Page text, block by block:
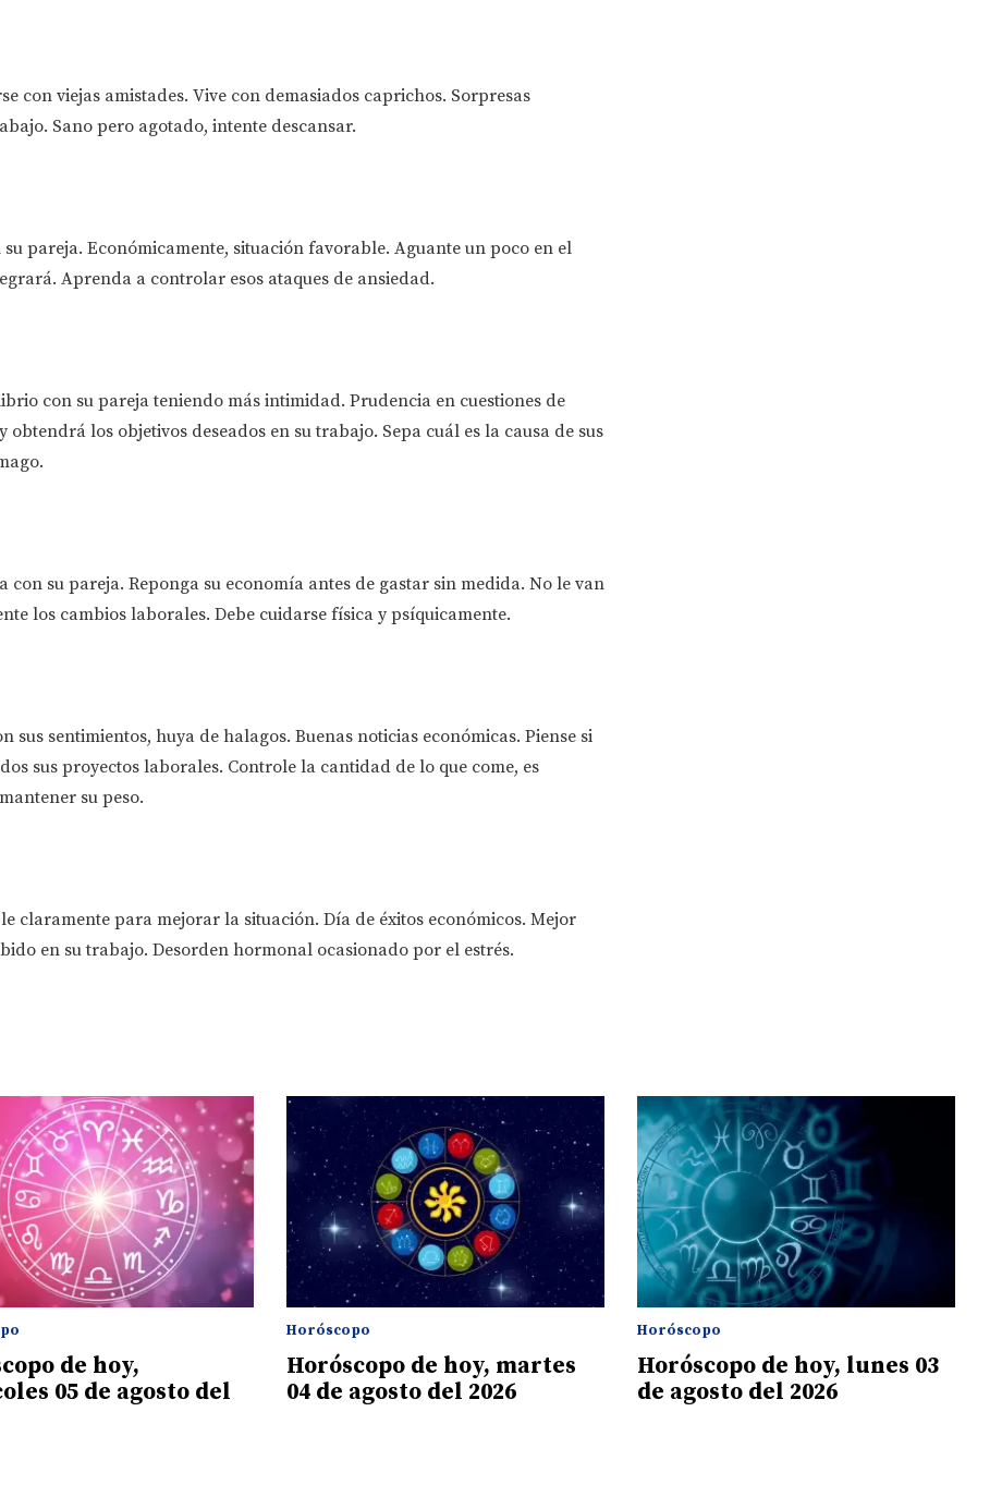
con viejas amistades. Vive con demasiados caprichos. Sorpresas
Sano pero agotado, intente descansar.
pareja. Económicamente, situación favorable. Aguante un poco en el
Aprenda a controlar esos ataques de ansiedad.
con su pareja teniendo más intimidad. Prudencia en cuestiones de
obtendrá los objetivos deseados en su trabajo. Sepa cuál es la causa de sus
con su pareja. Reponga su economía antes de gastar sin medida. No le van
los cambios laborales. Debe cuidarse física y psíquicamente.
sus sentimientos, huya de halagos. Buenas noticias económicas. Piense si
sus proyectos laborales. Controle la cantidad de lo que come, es
su peso.
claramente para mejorar la situación. Día de éxitos económicos. Mejor
en su trabajo. Desorden hormonal ocasionado por el estrés.
de hoy,
05 de agosto del
Horóscopo
Horóscopo de hoy, martes
04 de agosto del 2026
Horóscopo
Horóscopo de hoy, lunes 03
de agosto del 2026